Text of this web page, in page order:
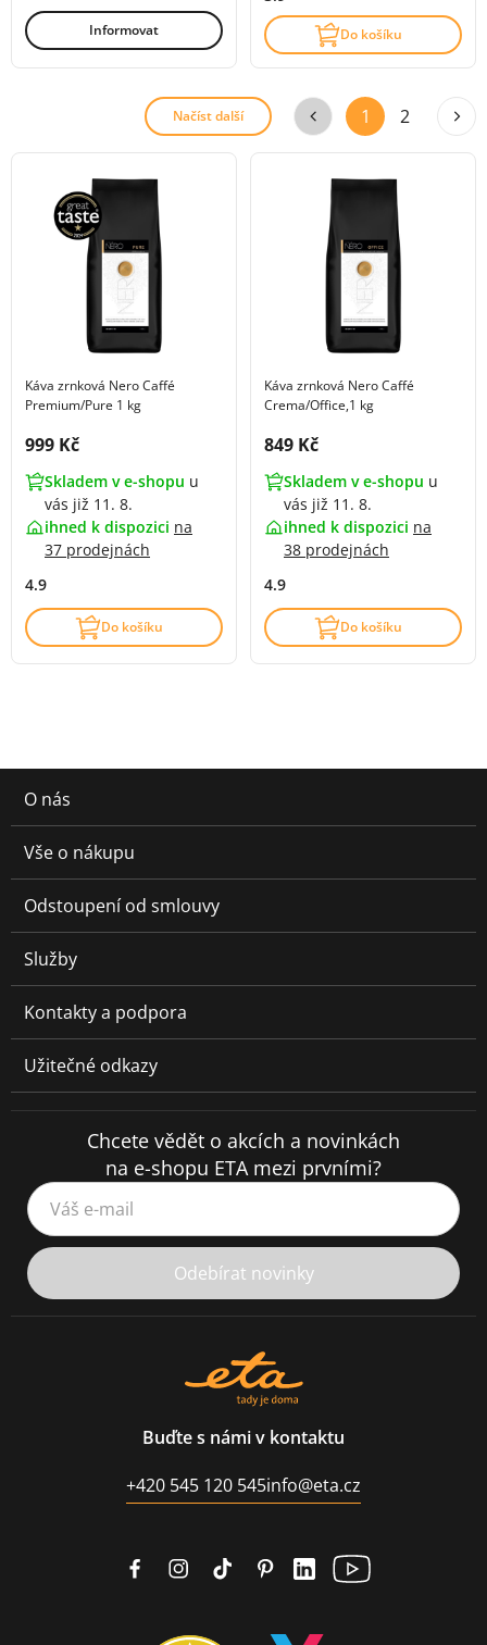
Informovat Do košíku
Načíst další 1 2
Káva zrnková Nero Caffé
Premium/Pure 1 kg
Cena s DPH:
999 Kč
Skladem v e-shopu u
vás již 11. 8.
ihned k dispozici na
37 prodejnách
4.9
Do košíku
Káva zrnková Nero Caffé
Crema/Office,1 kg
Cena s DPH:
849 Kč
Skladem v e-shopu u
vás již 11. 8.
ihned k dispozici na
38 prodejnách
4.9
Do košíku
O nás
Vše o nákupu
Odstoupení od smlouvy
Služby
Kontakty a podpora
Užitečné odkazy
Chcete vědět o akcích a novinkách
na e-shopu ETA mezi prvními?
Váš e-mail
Odebírat novinky
Buďte s námi v kontaktu
+420 545 120 545info@eta.cz